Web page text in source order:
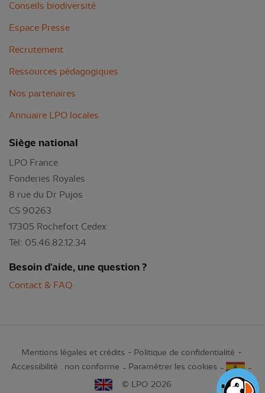
Conseils biodiversité
Espace Presse
Recrutement
Ressources pédagogiques
Nos partenaires
Annuaire LPO locales
Siège national
LPO France
Fonderies Royales
8 rue du Dr Pujos
CS 90263
17305 Rochefort Cedex
Tél: 05.46.82.12.34
Besoin d'aide, une question ?
Contact & FAQ
Mentions légales et crédits
Politique de confidentialité
Accessibilité : non conforme
Paramétrer les cookies
© LPO 2026